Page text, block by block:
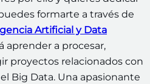
formarte a través de
Artificial y Data
aprender a procesar,
proyectos relacionados con
Big Data. Una apasionante